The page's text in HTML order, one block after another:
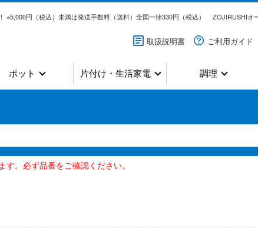
円（税込）未満は発送手数料（送料）全国一律330円（税込） ZOJIRUSHIオ
取扱説明書 ご利用ガイド
ポット 片付け・生活家電 調理
。必ず品番をご確認ください。